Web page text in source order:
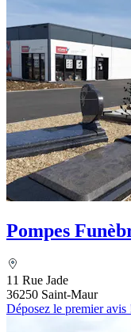
Pompes
11 Rue Jade
36250 Saint-Maur
Déposez le premier avis